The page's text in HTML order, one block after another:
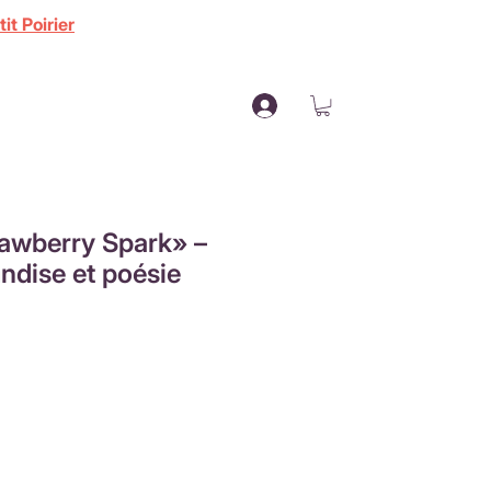
Poirier
Spark» –
et poésie